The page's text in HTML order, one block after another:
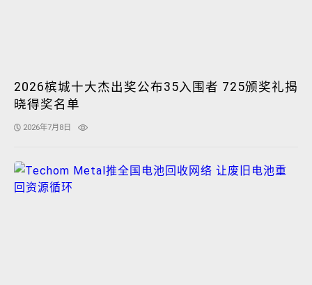
2026槟城十大杰出奖公布35入围者 725颁奖礼揭
晓得奖名单
2026年7月8日